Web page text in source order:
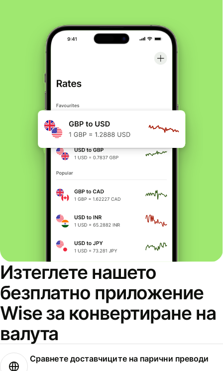
Изтеглете нашето
безплатно приложение
Wise за конвертиране на
валута
Сравнете доставчиците на парични преводи